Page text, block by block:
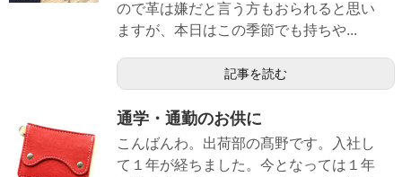
ので革は嫌だと言う方もおられると思い
ますが、本日はこの季節でも持ちや...
記事を読む
通学・通勤のお供に
こんばんわ。出荷部の髙野です。入社し
て１年が経ちました。今となっては１年